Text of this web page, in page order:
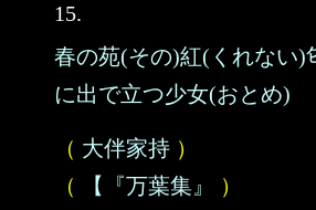
15.
春の苑(その)紅(くれない)
に出で立つ少女(おとめ)
（ 大伴家持 ）
（
【『万葉集』
）